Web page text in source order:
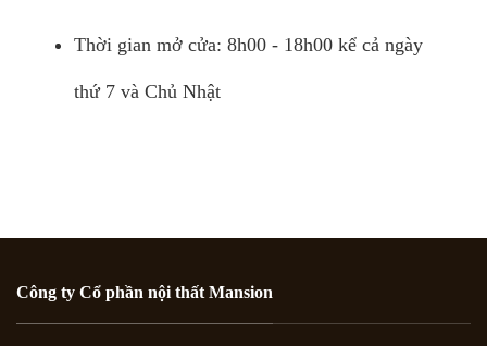
Thời gian mở cửa: 8h00 - 18h00 kể cả ngày
thứ 7 và Chủ Nhật
Công ty Cổ phần nội thất Mansion